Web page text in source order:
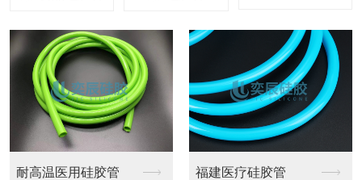
阻燃硅胶管 防静电硅胶管